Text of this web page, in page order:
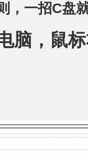
，一招C盘
脑，鼠